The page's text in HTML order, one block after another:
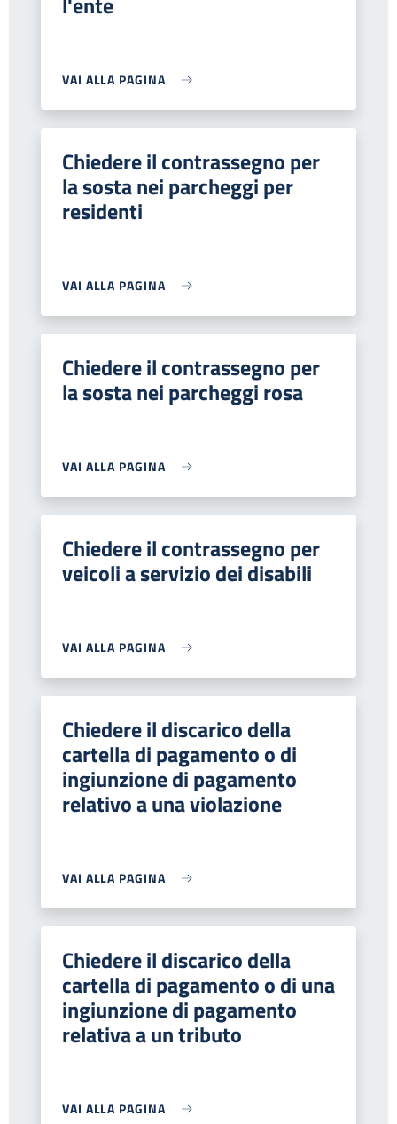
VAI ALLA PAGINA
Chiedere il contrassegno per
la sosta nei parcheggi per
residenti
VAI ALLA PAGINA
Chiedere il contrassegno per
la sosta nei parcheggi rosa
VAI ALLA PAGINA
Chiedere il contrassegno per
veicoli a servizio dei disabili
VAI ALLA PAGINA
Chiedere il discarico della
cartella di pagamento o di
ingiunzione di pagamento
relativo a una violazione
VAI ALLA PAGINA
Chiedere il discarico della
cartella di pagamento o di una
ingiunzione di pagamento
relativa a un tributo
VAI ALLA PAGINA